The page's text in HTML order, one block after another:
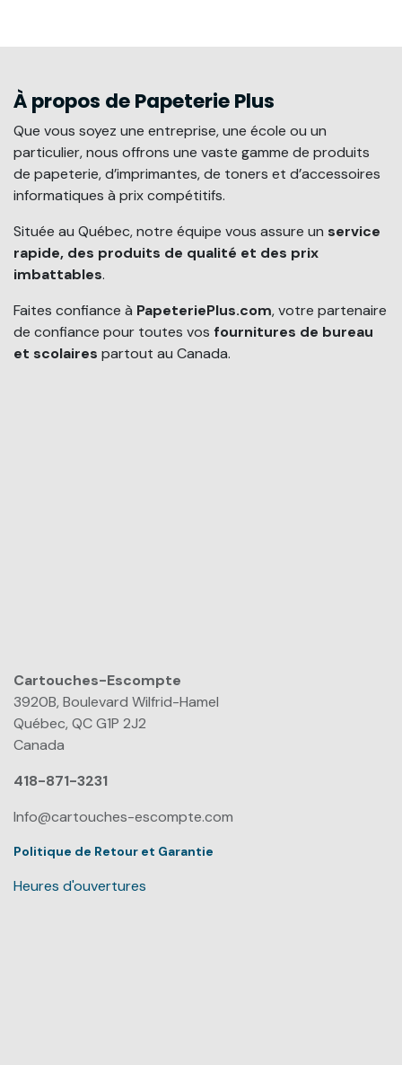
À propos de Papeterie Plus
Que vous soyez une entreprise, une école ou un
particulier, nous offrons une vaste gamme de produits
de papeterie, d’imprimantes, de toners et d’accessoires
informatiques à prix compétitifs.
Située au Québec, notre équipe vous assure un service
rapide, des produits de qualité et des prix
imbattables.
Faites confiance à PapeteriePlus.com, votre partenaire
de confiance pour toutes vos fournitures de bureau
et scolaires partout au Canada.
Cartouches-Escompte
3920B, Boulevard Wilfrid-Hamel
Québec, QC G1P 2J2
Canada
418-871-3231
Info@cartouches-escompte.com
Politique de Retour et Garantie
Heures d'ouvertures